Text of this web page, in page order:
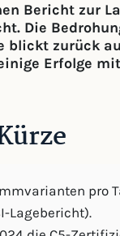
Bericht zur
Die
blickt zurück
Erfolge
pro
Lagebericht).